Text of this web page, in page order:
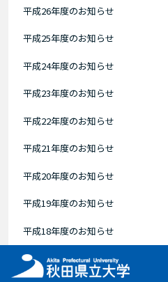
平成26年度のお知らせ
平成25年度のお知らせ
平成24年度のお知らせ
平成23年度のお知らせ
平成22年度のお知らせ
平成21年度のお知らせ
平成20年度のお知らせ
平成19年度のお知らせ
平成18年度のお知らせ